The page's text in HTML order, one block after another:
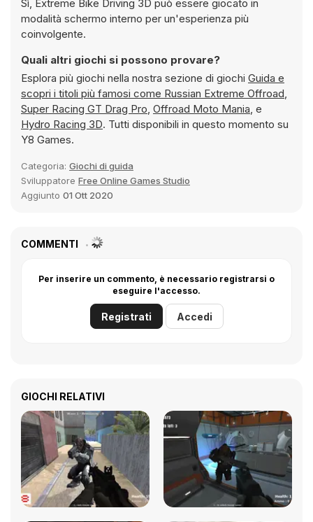
Sì, Extreme Bike Driving 3D può essere giocato in
modalità schermo interno per un'esperienza più
coinvolgente.
Quali altri giochi si possono provare?
Esplora più giochi nella nostra sezione di giochi Guida e
scopri i titoli più famosi come Russian Extreme Offroad,
Super Racing GT Drag Pro, Offroad Moto Mania, e
Hydro Racing 3D. Tutti disponibili in questo momento su
Y8 Games.
Categoria: Giochi di guida
Sviluppatore Free Online Games Studio
Aggiunto 01 Ott 2020
COMMENTI
Per inserire un commento, è necessario registrarsi o
eseguire l'accesso.
Registrati Accedi
GIOCHI RELATIVI